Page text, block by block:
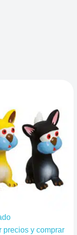
precios y comprar